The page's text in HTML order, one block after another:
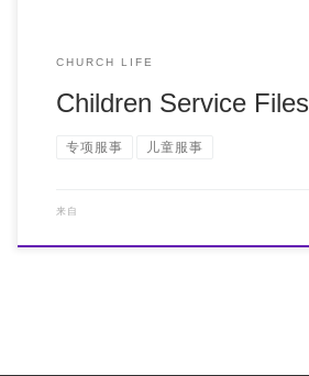
CHURCH LIFE
Children Service Files
专项服事 儿童服事
来自